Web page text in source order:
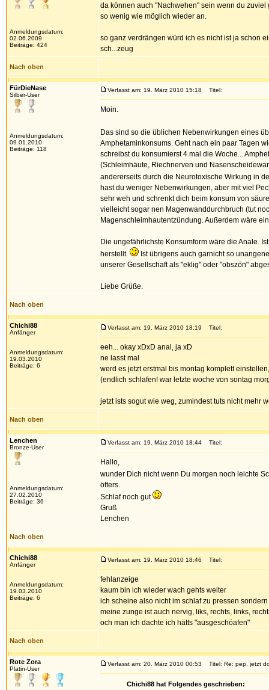
Anmeldungsdatum:
02.06.2009
Beiträge: 424
da können auch "Nachwehen" sein wenn du
so wenig wie möglich wieder an.
so ganz verdrängen würd ich es nicht ist ja schon
sch...zeug
Nach oben
FürDieNase
Silber-User
Anmeldungsdatum:
09.01.2010
Beiträge: 118
Verfasst am: 19. März 2010 15:18 Titel:
Moin.
Das sind so die üblichen Nebenwirkungen eines
Amphetaminkonsums. Geht nach ein paar Tagen
schreibst du konsumierst 4 mal die Woche...
(Schleimhäute, Riechnerven und
andererseits durch die Neurotoxische Wirkung in
hast du weniger Nebenwirkungen, aber mit viel
sehr weh und schrenkt dich beim konsum von
vielleicht sogar nen Magenwanddurchbruch (tut
Magenschleimhautentzündung. Außerdem wäre
Die ungefährlichste Konsumform wäre die Anale.
herstellt.
Ist übrigens auch garnicht so
unserer Gesellschaft als "eklig" oder "obszön"
Liebe Grüße.
Nach oben
Chichi88
Anfänger
Anmeldungsdatum:
19.03.2010
Beiträge: 6
Verfasst am: 19. März 2010 18:19 Titel:
eeh... okay xDxD anal, ja xD
ne lasst mal
werd es jetzt erstmal bis montag komplett
(endlich schlafen! war letzte woche von sontag
jetzt ists sogut wie weg, zumindest tuts nicht mehr
Nach oben
Lenchen
Bronze-User
Anmeldungsdatum:
27.02.2010
Beiträge: 36
Verfasst am: 19. März 2010 18:44 Titel:
Hallo,
wunder Dich nicht wenn Du morgen noch leichte
öfters.
Schlaf noch gut
Gruß
Lenchen
Nach oben
Chichi88
Anfänger
Anmeldungsdatum:
19.03.2010
Beiträge: 6
Verfasst am: 19. März 2010 18:46 Titel:
fehlanzeige
kaum bin ich wieder wach gehts weiter
ich scheine also nicht im schlaf zu pressen
meine zunge ist auch nervig, liks, rechts, links,
och man ich dachte ich hätts "ausgeschöafen"
Nach oben
Rote Zora
Platin-User
Verfasst am: 20. März 2010 00:53 Titel: Re: pep, jetzt
Chichi88 hat Folgendes geschrieben: